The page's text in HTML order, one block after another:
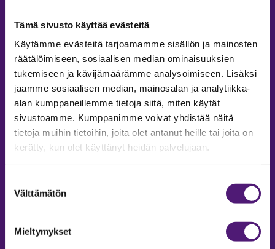
Tämä sivusto käyttää evästeitä
Käytämme evästeitä tarjoamamme sisällön ja mainosten
räätälöimiseen, sosiaalisen median ominaisuuksien
tukemiseen ja kävijämäärämme analysoimiseen. Lisäksi
jaamme sosiaalisen median, mainosalan ja analytiikka-
alan kumppaneillemme tietoja siitä, miten käytät
sivustoamme. Kumppanimme voivat yhdistää näitä
tietoja muihin tietoihin, joita olet antanut heille tai joita on
kerätty, kun olet käyttänyt heidän palvelujaan.
valinta
Välttämätön
Mieltymykset
MAJOITUS
Tiedustelut & Varaukset